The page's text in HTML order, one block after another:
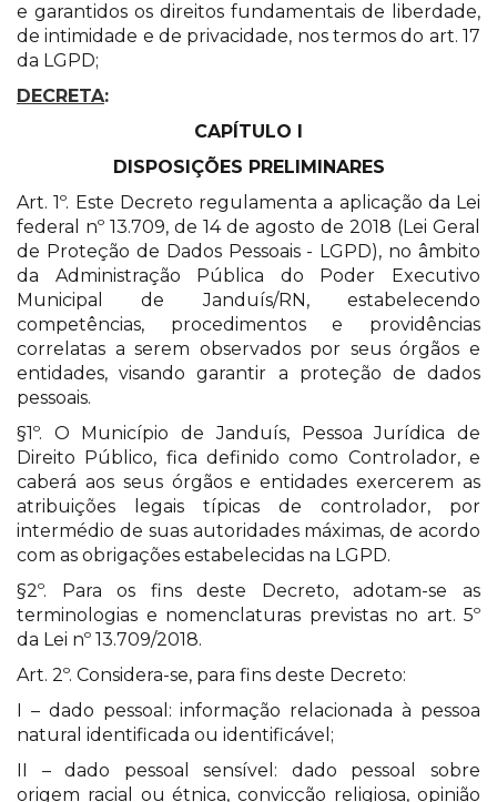
e garantidos os direitos fundamentais de liberdade,
de intimidade e de privacidade, nos termos do art. 17
da LGPD;
DECRETA:
CAPÍTULO I
DISPOSIÇÕES PRELIMINARES
Art. 1º. Este Decreto regulamenta a aplicação da Lei
federal nº 13.709, de 14 de agosto de 2018 (Lei Geral
de Proteção de Dados Pessoais - LGPD), no âmbito
da Administração Pública do Poder Executivo
Municipal de Janduís/RN, estabelecendo
competências, procedimentos e providências
correlatas a serem observados por seus órgãos e
entidades, visando garantir a proteção de dados
pessoais.
§1º. O Município de Janduís, Pessoa Jurídica de
Direito Público, fica definido como Controlador, e
caberá aos seus órgãos e entidades exercerem as
atribuições legais típicas de controlador, por
intermédio de suas autoridades máximas, de acordo
com as obrigações estabelecidas na LGPD.
§2º. Para os fins deste Decreto, adotam-se as
terminologias e nomenclaturas previstas no art. 5º
da Lei nº 13.709/2018.
Art. 2º. Considera-se, para fins deste Decreto:
I – dado pessoal: informação relacionada à pessoa
natural identificada ou identificável;
II – dado pessoal sensível: dado pessoal sobre
origem racial ou étnica, convicção religiosa, opinião